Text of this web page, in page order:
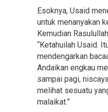
Esoknya, Usaid
untuk menanyakan
Kemudian
“Ketahuilah Usaid.
mendengarkan
Andaikan engkau
sampai pagi,
melihat sesuatu
malaikat.”